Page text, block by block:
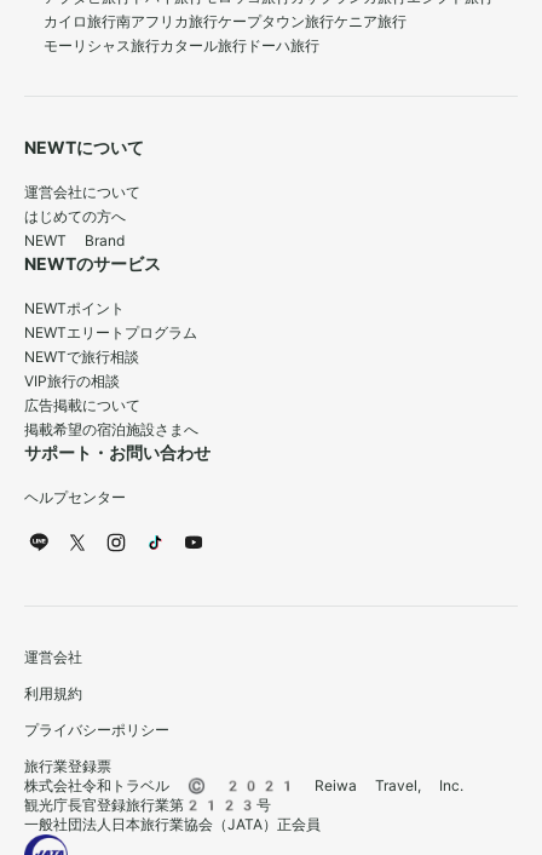
カイロ旅行南アフリカ旅行ケープタウン旅行ケニア旅行
モーリシャス旅行カタール旅行 ドーハ旅行
NEWTについて
運営会社について
はじめての方へ
NEWT Brand
NEWTのサービス
NEWTポイント
NEWTエリートプログラム
NEWTで旅行相談
VIP旅行の相談
広告掲載について
掲載希望の宿泊施設さまへ
サポート・お問い合わせ
ヘルプセンター
運営会社
利用規約
プライバシーポリシー
旅行業登録票
株式会社令和トラベル © 2021 Reiwa Travel, Inc.
観光庁長官登録旅行業第2123号
一般社団法人日本旅行業協会（JATA）正会員